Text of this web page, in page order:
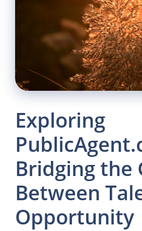
Exploring
Bridging the
Between
Opportunity